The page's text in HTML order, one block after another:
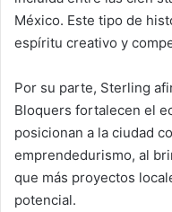
México. Este tipo de
espíritu creativo y
Por su parte, Sterling
Bloquers fortalecen el
posicionan a la ciudad
emprendedurismo, al
que más proyectos
potencial.